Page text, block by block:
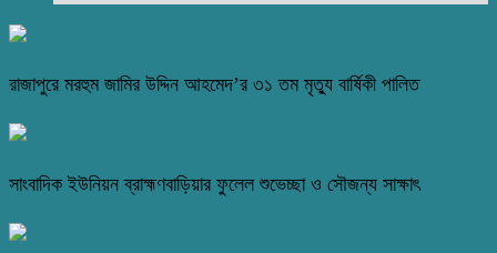
রাজাপুরে মরহুম জামির উদ্দিন আহমেদ’র ৩১ তম মৃত্যু বার্ষিকী পালিত
সাংবাদিক ইউনিয়ন ব্রাহ্মণবাড়িয়ার ফুলেল শুভেচ্ছা ও সৌজন্য সাক্ষাৎ